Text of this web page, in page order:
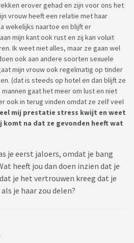
erover gehad en zijn voor ons het
vrouw heeft een relatie met haar
wekelijks naartoe en blijft er
mijn kant ook rust en zij kan voluit
Ik weet niet alles, maar ze gaan wel
ook aan andere soorten sexuele
mijn vrouw ook regelmatig op tinder
(dat is steeds op hotel en dan blijft ze
gaat het meer om lust en niet
ook in terug vinden omdat ze zelf veel
mij prestatie stress kwijt en weet
komt na dat ze gevonden heeft wat
je eerst jaloers, omdat je bang
heeft jou dan doen inzien dat je
je het vertrouwen kreeg dat je
je haar zou delen?